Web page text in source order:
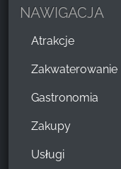
NAWIGACJA
Atrakcje
Zakwaterowanie
Gastronomia
Zakupy
Usługi